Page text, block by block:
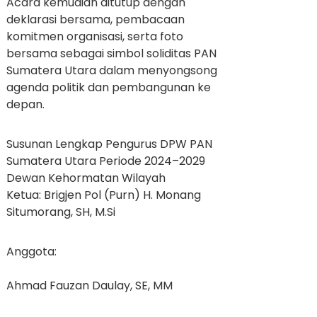
deklarasi bersama, pembacaan
komitmen organisasi, serta foto
bersama sebagai simbol soliditas PAN
Sumatera Utara dalam menyongsong
agenda politik dan pembangunan ke
depan.
Susunan Lengkap Pengurus DPW PAN
Sumatera Utara Periode 2024–2029
Dewan Kehormatan Wilayah
Ketua: Brigjen Pol (Purn) H. Monang
Situmorang, SH, M.Si
Anggota:
Ahmad Fauzan Daulay, SE, MM